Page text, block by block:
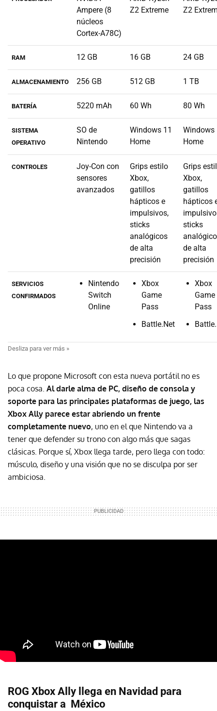
Ampere (8
núcleos
Cortex-A78C)
Z2 Extreme
Z2
RAM 12 GB 16 GB 24 GB
ALMACENAMIENTO 256 GB 512 GB 1 TB
BATERÍA 5220 mAh 60 Wh 80 Wh
SISTEMA
OPERATIVO
SO de
Nintendo
Windows 11
Home
Windows
Home
CONTROLES
Joy-Con con
sensores
avanzados
Grips estilo
Xbox,
gatillos
hápticos e
impulsivos,
sticks
analógicos
de alta
precisión
Grips
Xbox,
gatillos
hápticos
sticks
de alta
precisión
SERVICIOS
CONFIRMADOS
Nintendo
Switch
Online
Xbox
Game
Pass
Battle.Net
Xbox
Game
Pass
Lo que propone Microsoft con esta nueva portátil no es
poca cosa. Al darle alma de PC, diseño de consola y
soporte para las principales plataformas de juego, las
Xbox Ally parece estar abriendo un frente
completamente nuevo, uno en el que Nintendo va a
tener que defender su trono con algo más que sagas
clásicas. Porque sí, Xbox llega tarde, pero llega con todo:
músculo, diseño y una visión que no se disculpa por ser
ambiciosa.
ROG Xbox Ally llega en Navidad para
conquistar a México